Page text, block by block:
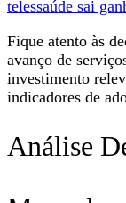
telessaúde sai
Fique atento às
avanço de
investimento
indicadores de
Análise